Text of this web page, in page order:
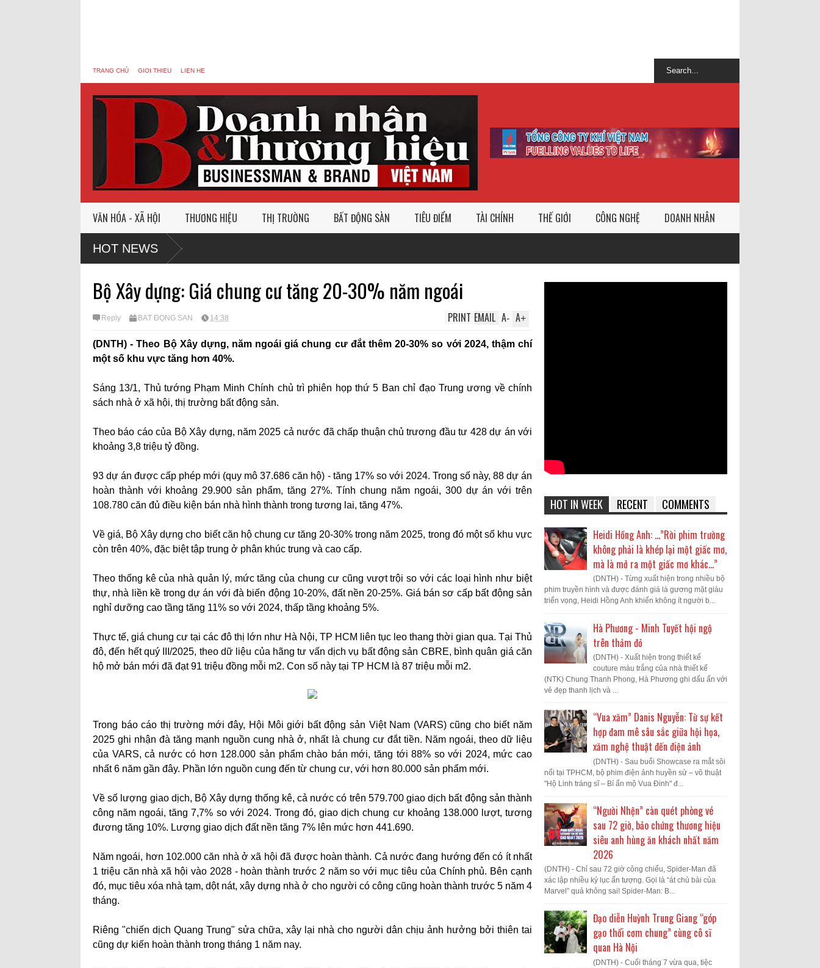
TRANG CHỦ GIOI THIEU LIEN HE
VĂN HÓA - XÃ HỘI THƯƠNG HIỆU THỊ TRƯỜNG BẤT ĐỘNG SÀN TIÊU ĐIỂM TÀI CHÍNH THẾ GIỚI CÔNG NGHỆ DOANH NHÂN
HOT NEWS
Bộ Xây dựng: Giá chung cư tăng 20-30% năm ngoái
Reply BẤT ĐỘNG SÀN 14:38 A+
A-
EMAIL
PRINT
(DNTH) - Theo Bộ Xây dựng, năm ngoái giá chung cư đắt thêm 20-30% so với 2024, thậm chí
một số khu vực tăng hơn 40%.
Sáng 13/1, Thủ tướng Phạm Minh Chính chủ trì phiên họp thứ 5 Ban chỉ đạo Trung ương về chính
sách nhà ở xã hội, thị trường bất động sản.
Theo báo cáo của Bộ Xây dựng, năm 2025 cả nước đã chấp thuận chủ trương đầu tư 428 dự án với
khoảng 3,8 triệu tỷ đồng.
93 dự án được cấp phép mới (quy mô 37.686 căn hộ) - tăng 17% so với 2024. Trong số này, 88 dự án
hoàn thành với khoảng 29.900 sản phẩm, tăng 27%. Tính chung năm ngoái, 300 dự án với trên
108.780 căn đủ điều kiện bán nhà hình thành trong tương lai, tăng 47%.
Về giá, Bộ Xây dựng cho biết căn hộ chung cư tăng 20-30% trong năm 2025, trong đó một số khu vực
còn trên 40%, đặc biệt tập trung ở phân khúc trung và cao cấp.
Theo thống kê của nhà quản lý, mức tăng của chung cư cũng vượt trội so với các loại hình như biệt
thự, nhà liền kề trong dự án với đà biến động 10-20%, đất nền 20-25%. Giá bán sơ cấp bất động sản
nghỉ dưỡng cao tầng tăng 11% so với 2024, thấp tầng khoảng 5%.
Thực tế, giá chung cư tại các đô thị lớn như Hà Nội, TP HCM liên tục leo thang thời gian qua. Tại Thủ
đô, đến hết quý III/2025, theo dữ liệu của hãng tư vấn dịch vụ bất động sản CBRE, bình quân giá căn
hộ mở bán mới đã đạt 91 triệu đồng mỗi m2. Con số này tại TP HCM là 87 triệu mỗi m2.
Trong báo cáo thị trường mới đây, Hội Môi giới bất động sản Việt Nam (VARS) cũng cho biết năm
2025 ghi nhận đà tăng mạnh nguồn cung nhà ở, nhất là chung cư đắt tiền. Năm ngoái, theo dữ liệu
của VARS, cả nước có hơn 128.000 sản phẩm chào bán mới, tăng tới 88% so với 2024, mức cao
nhất 6 năm gần đây. Phần lớn nguồn cung đến từ chung cư, với hơn 80.000 sản phẩm mới.
Về số lượng giao dịch, Bộ Xây dựng thống kê, cả nước có trên 579.700 giao dịch bất động sản thành
công năm ngoái, tăng 7,7% so với 2024. Trong đó, giao dịch chung cư khoảng 138.000 lượt, tương
đương tăng 10%. Lượng giao dịch đất nền tăng 7% lên mức hơn 441.690.
Năm ngoái, hơn 102.000 căn nhà ở xã hội đã được hoàn thành. Cả nước đang hướng đến có ít nhất
1 triệu căn nhà xã hội vào 2028 - hoàn thành trước 2 năm so với mục tiêu của Chính phủ. Bên cạnh
đó, mục tiêu xóa nhà tạm, dột nát, xây dựng nhà ở cho người có công cũng hoàn thành trước 5 năm 4
tháng.
Riêng "chiến dịch Quang Trung" sửa chữa, xây lại nhà cho người dân chịu ảnh hưởng bởi thiên tai
cũng dự kiến hoàn thành trong tháng 1 năm nay.
HOT IN WEEK RECENT COMMENTS
Heidi Hồng Anh: …”Rời phim trường
không phải là khép lại một giấc mơ,
mà là mở ra một giấc mơ khác...”
(DNTH) - Từng xuất hiện trong nhiều bộ
phim truyền hình và được đánh giá là gương mặt giàu
triển vọng, Heidi Hồng Anh khiến không ít người b...
Hà Phương - Minh Tuyết hội ngộ
trên thảm đỏ
(DNTH) - Xuất hiện trong thiết kế
couture màu trắng của nhà thiết kế
(NTK) Chung Thanh Phong, Hà Phương ghi dấu ấn với
vẻ đẹp thanh lịch và ...
“Vua xăm” Danis Nguyễn: Từ sự kết
hợp đam mê sâu sắc giữa hội họa,
xăm nghệ thuật đến điện ảnh
(DNTH) - Sau buổi Showcase ra mắt sôi
nổi tại TPHCM, bộ phim điện ảnh huyền sử – võ thuật
"Hộ Linh tráng sĩ – Bí ẩn mộ Vua Đinh" đ...
“Người Nhện” càn quét phòng vé
sau 72 giờ, bảo chứng thương hiệu
siêu anh hùng ăn khách nhất năm
2026
(DNTH) - Chỉ sau 72 giờ công chiếu, Spider-Man đã
xác lập nhiều kỷ lục ấn tượng. Gọi là “át chủ bài của
Marvel” quả không sai! Spider-Man: B...
Đạo diễn Huỳnh Trung Giang “góp
gạo thổi cơm chung” cùng cô sĩ
quan Hà Nội
(DNTH) - Cuối tháng 7 vừa qua, tiệc